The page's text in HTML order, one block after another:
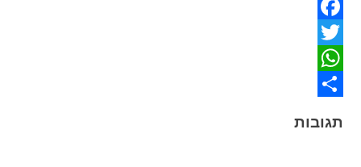
Facebook
Twitter
WhatsApp
תגובות